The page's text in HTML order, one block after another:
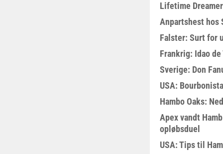
Lifetime
Anpartshest hos
Falster: Surt for
Frankrig: Idao
Sverige: Don
USA:
Hambo Oaks:
Apex vandt
opløbsduel
USA: Tips til